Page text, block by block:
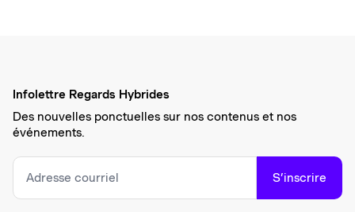
Infolettre Regards Hybrides
Des nouvelles ponctuelles sur nos contenus et nos
événements.
S’inscrire